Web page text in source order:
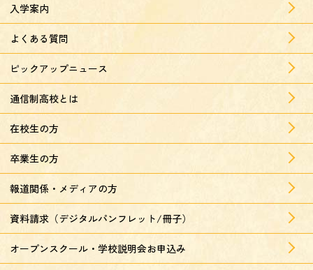
入学案内
よくある質問
ピックアップニュース
通信制高校とは
在校生の方
卒業生の方
報道関係・メディアの方
資料請求（デジタルパンフレット/冊子）
オープンスクール・学校説明会お申込み